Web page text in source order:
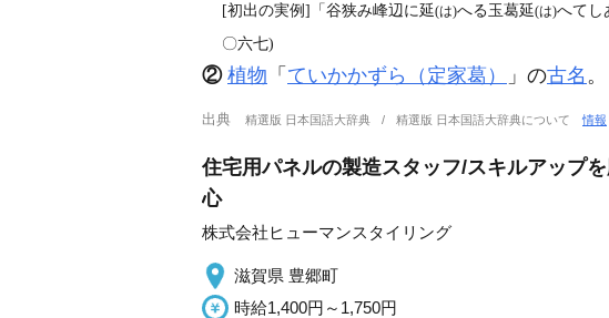
[初出の実例]「谷狭み峰辺に延(は)へる玉葛延(は)へてし
〇六七)
② 植物 「 ていかかずら（定家葛） 」の古名 。
出典 精選版 日本国語大辞典 精選版 日本国語大辞典について情報
住宅用パネルの製造スタッフ/スキルアップ
心
株式会社ヒューマンスタイリング
滋賀県 豊郷町
時給1,400円～1,750円